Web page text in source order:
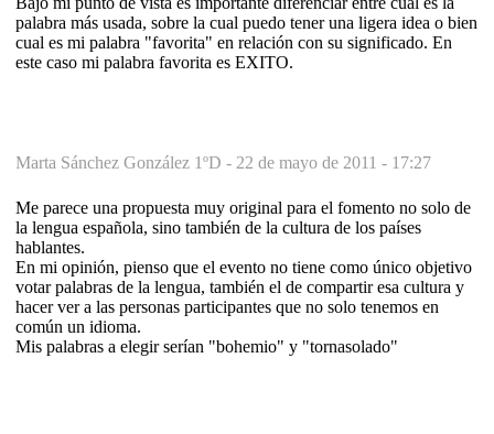
palabra más usada, sobre la cual puedo tener una ligera idea o bien
cual es mi palabra "favorita" en relación con su significado. En
este caso mi palabra favorita es EXITO.
Marta Sánchez González 1ºD - 22 de mayo de 2011 - 17:27
Me parece una propuesta muy original para el fomento no solo de
la lengua española, sino también de la cultura de los países
hablantes.
En mi opinión, pienso que el evento no tiene como único objetivo
votar palabras de la lengua, también el de compartir esa cultura y
hacer ver a las personas participantes que no solo tenemos en
común un idioma.
Mis palabras a elegir serían "bohemio" y "tornasolado"